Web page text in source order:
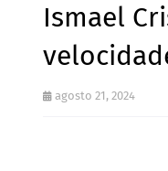
Ismael
agosto 21, 2024